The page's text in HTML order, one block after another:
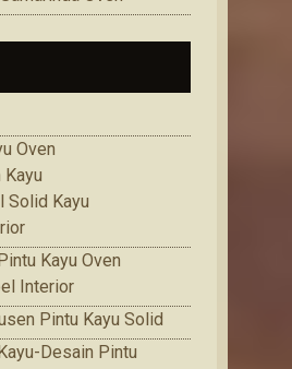
Oven
Solid Kayu
Kayu Oven
Interior
Pintu Kayu Solid
Desain Pintu